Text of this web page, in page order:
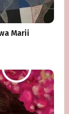
Marii